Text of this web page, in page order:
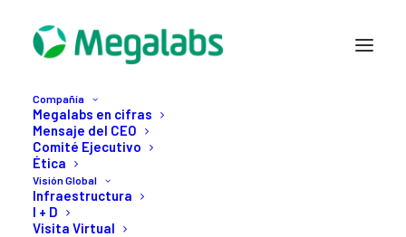
Compañía
Megalabs en cifras
Mensaje del CEO
Comité Ejecutivo
Ética
Visión Global
Infraestructura
I + D
Visita Virtual